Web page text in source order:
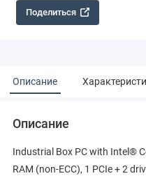
Поделиться
Описание
Описание
Industrial Box PC with Intel®
RAM (non-ECC), 1 PCIe + 2